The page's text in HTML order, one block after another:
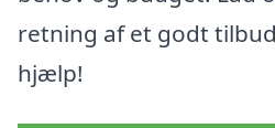
retning af et godt
hjælp!